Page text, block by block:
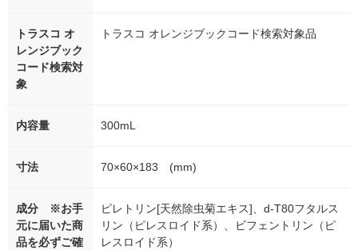
トラスコ オ
レンジブック
コード検索対
象
トラスコ オレンジブックコード検索対象品
内容量 300mL
寸法 70×60×183 (mm)
成分 ※お手
元に届いた商
品を必ずご確
ピレトリン[天然除虫菊エキス]、d-T80フタルス
リン（ピレスロイド系）、ビフェントリン（ピ
レスロイド系）